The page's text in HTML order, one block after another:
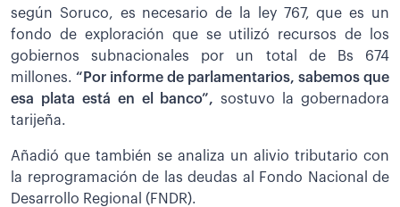
según Soruco, es necesario de la ley 767, que es un
fondo de exploración que se utilizó recursos de los
gobiernos subnacionales por un total de Bs 674
millones. “Por informe de parlamentarios, sabemos que
esa plata está en el banco”,sostuvo la gobernadora
tarijeña.
Añadió que también se analiza un alivio tributario con
la reprogramación de las deudas al Fondo Nacional de
Desarrollo Regional (FNDR).